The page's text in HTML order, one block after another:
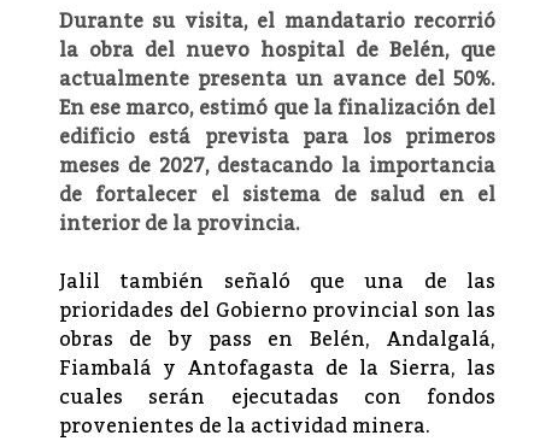
Durante su visita, el mandatario recorrió
la obra del nuevo hospital de Belén, que
actualmente presenta un avance del 50%.
En ese marco, estimó que la finalización del
edificio está prevista para los primeros
meses de 2027, destacando la importancia
de fortalecer el sistema de salud en el
interior de la provincia.
Jalil también señaló que una de las
prioridades del Gobierno provincial son las
obras de by pass en Belén, Andalgalá,
Fiambalá y Antofagasta de la Sierra, las
cuales serán ejecutadas con fondos
provenientes de la actividad minera.